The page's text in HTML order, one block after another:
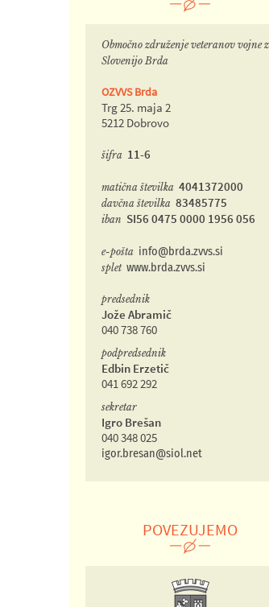
Območno združenje veteranov vojne
Slovenijo Brda
OZVVS Brda
Trg 25. maja 2
5212 Dobrovo
šifra 11-6
matična številka 4041372000
davčna številka 83485775
iban SI56 0475 0000 1956 056
e-pošta info@brda.zvvs.si
splet www.brda.zvvs.si
predsednik
Jože Abramič
040 738 760
podpredsednik
Edbin Erzetič
041 692 292
sekretar
Igro Brešan
040 348 025
igor.bresan@siol.net
POVEZUJEMO